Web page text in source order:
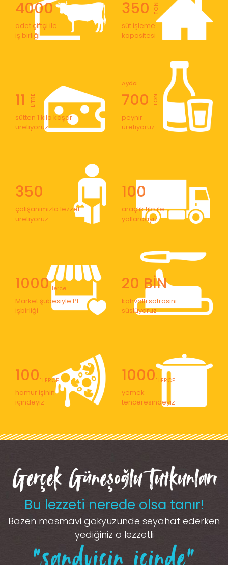
4000
adet çiftçi ile
iş birliği
350 TON
süt işleme
kapasitesi
11 LİTRE
sütten 1 kilo kaşar
üretiyoruz
700
Ayda
TON
peynir
üretiyoruz
350
çalışanımızla lezzet
üretiyoruz
100
araçlık filo ile
yollardayız
1000' lerce
Market şubesiyle PL
işbirliği
20 BİN
kahvaltı sofrasını
süslüyoruz
100' LERCE
hamur işinin
içindeyiz
1000' LERCE
yemek
tenceresindeyiz
Gerçek Güneşoğlu Tutkunları
Bu lezzeti nerede olsa tanır!
Bazen masmavi gökyüzünde seyahat ederken
yediğiniz o lezzetli